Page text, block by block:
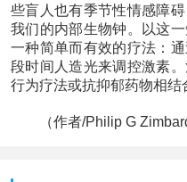
些盲人也有季节性情感障
我们的内部生物钟。以这
一种简单而有效的疗法：
段时间人造光来调控激素
行为疗法或抗抑郁药物相结
（作者/Philip G